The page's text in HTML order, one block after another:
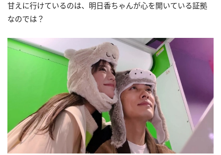
甘えに行けているのは、明日香ちゃんが心を開いている証拠
なのでは？